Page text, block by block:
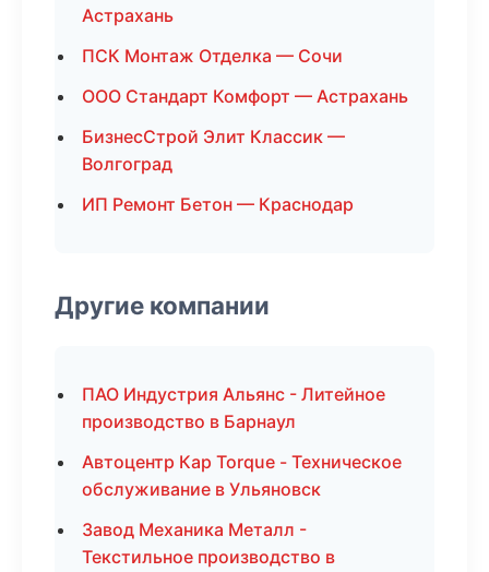
Астрахань
ПСК Монтаж Отделка — Сочи
ООО Стандарт Комфорт — Астрахань
БизнесСтрой Элит Классик —
Волгоград
ИП Ремонт Бетон — Краснодар
Другие компании
ПАО Индустрия Альянс - Литейное
производство в Барнаул
Автоцентр Кар Torque - Техническое
обслуживание в Ульяновск
Завод Механика Металл -
Текстильное производство в